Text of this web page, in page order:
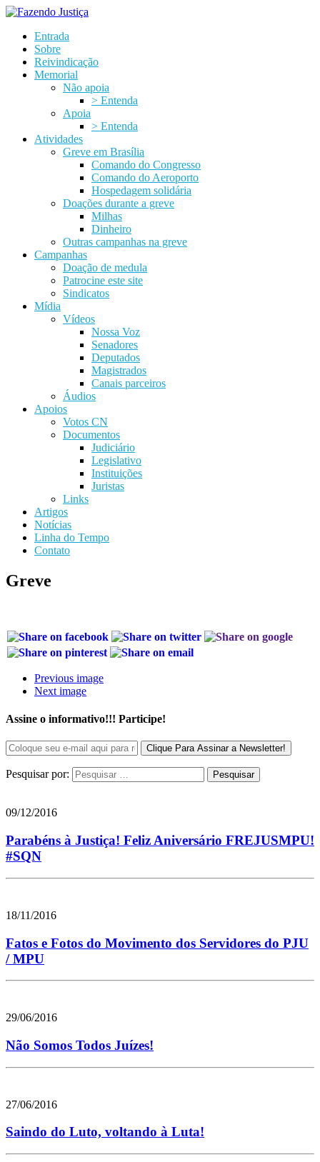
Entrada
Sobre
Reivindicação
Memorial
Não apoia
> Entenda
Apoia
> Entenda
Atividades
Greve em Brasília
Comando do Congresso
Comando do Aeroporto
Hospedagem solidária
Doações durante a greve
Milhas
Dinheiro
Outras campanhas na greve
Campanhas
Doação de medula
Patrocine este site
Sindicatos
Mídia
Vídeos
Nossa Voz
Senadores
Deputados
Magistrados
Canais parceiros
Áudios
Apoios
Votos CN
Documentos
Judiciário
Legislativo
Instituições
Juristas
Links
Artigos
Notícias
Linha do Tempo
Contato
Greve
Previous image
Next image
Assine o informativo!!! Participe!
Pesquisar por:
09/12/2016
Parabéns à Justiça! Feliz Aniversário FREJUSMPU!
#SQN
18/11/2016
Fatos e Fotos do Movimento dos Servidores do PJU
/ MPU
29/06/2016
Não Somos Todos Juízes!
27/06/2016
Saindo do Luto, voltando à Luta!